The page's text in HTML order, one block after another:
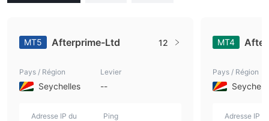
MT5 Afterprime-Ltd 12
Pays / Région
Seychelles
Levier
--
Adresse IP du
Ping
MT4
Pays / Région
Adresse IP